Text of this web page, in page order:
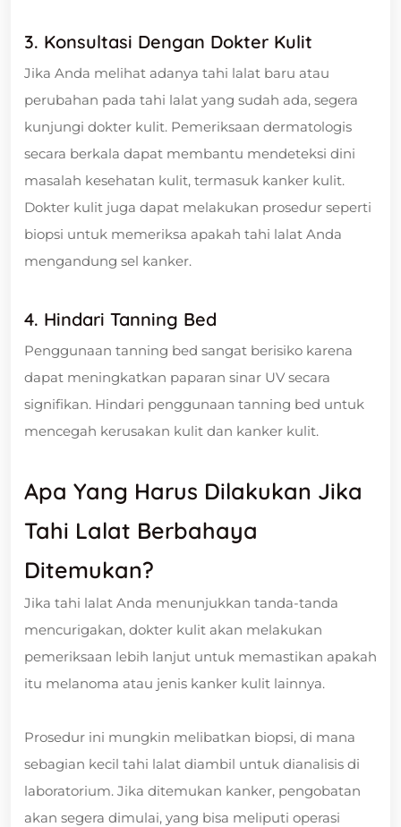
3. Konsultasi Dengan Dokter Kulit
Jika Anda melihat adanya tahi lalat baru atau
perubahan pada tahi lalat yang sudah ada, segera
kunjungi dokter kulit. Pemeriksaan dermatologis
secara berkala dapat membantu mendeteksi dini
masalah kesehatan kulit, termasuk kanker kulit.
Dokter kulit juga dapat melakukan prosedur seperti
biopsi untuk memeriksa apakah tahi lalat Anda
mengandung sel kanker.
4. Hindari Tanning Bed
Penggunaan tanning bed sangat berisiko karena
dapat meningkatkan paparan sinar UV secara
signifikan. Hindari penggunaan tanning bed untuk
mencegah kerusakan kulit dan kanker kulit.
Apa Yang Harus Dilakukan Jika
Tahi Lalat Berbahaya
Ditemukan?
Jika tahi lalat Anda menunjukkan tanda-tanda
mencurigakan, dokter kulit akan melakukan
pemeriksaan lebih lanjut untuk memastikan apakah
itu melanoma atau jenis kanker kulit lainnya.
Prosedur ini mungkin melibatkan biopsi, di mana
sebagian kecil tahi lalat diambil untuk dianalisis di
laboratorium. Jika ditemukan kanker, pengobatan
akan segera dimulai, yang bisa meliputi operasi